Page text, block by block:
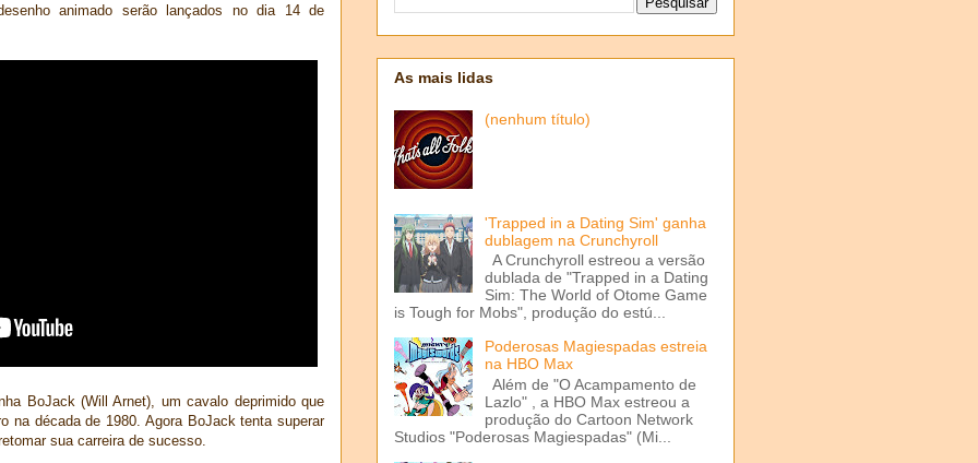
animado serão lançados no dia 14 de
BoJack (Will Arnet), um cavalo deprimido que
na década de 1980. Agora BoJack tenta superar
sua carreira de sucesso.
As mais lidas
(nenhum título)
'Trapped in a Dating Sim' ganha
dublagem na Crunchyroll
A Crunchyroll estreou a versão
dublada de "Trapped in a Dating
Sim: The World of Otome Game
is Tough for Mobs", produção do estú...
Poderosas Magiespadas estreia
na HBO Max
Além de "O Acampamento de
Lazlo" , a HBO Max estreou a
produção do Cartoon Network
Studios "Poderosas Magiespadas" (Mi...